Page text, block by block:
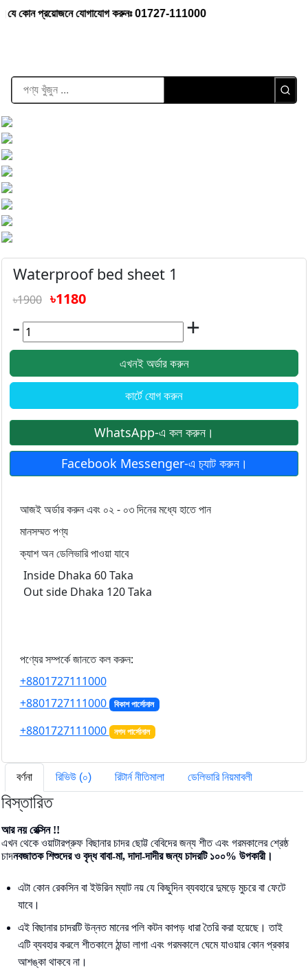
যোগাযোগ করুনঃ 01727-111000
Waterproof bed sheet 1
৳1900 ৳1180
- +
এখনই অর্ডার করুন
কার্টে যোগ করুন
WhatsApp-এ কল করুন।
Facebook Messenger-এ চ‍্যাট করুন।
আজই অর্ডার করুন এবং ০২ - ০৩ দিনের মধ্যে হাতে পান
মানসম্মত পণ্য
ক্যাশ অন ডেলিভারি পাওয়া যাবে
Inside Dhaka 60 Taka
Out side Dhaka 120 Taka
পণ্যের সম্পর্কে জানতে কল করুন:
+8801727111000
+8801727111000
বিকাশ পার্সোনাল
+8801727111000 নগদ পার্সোনাল
বর্ণনা রিভিউ (০) রিটার্ন নীতিমালা ডেলিভারি নিয়মাবলী
বিস্তারিত
আর নয় রেক্সিন !!
এখন থেকে ওয়াটারপ্রুফ বিছানার চাদর ছোট্ট বেবিদের জন্য শীত এবং গরমকালের শ্রেষ্ঠ
চাদনবজাতক শিশুদের ও বৃদ্ধ বাবা-মা, দাদা-দাদীর জন্য চাদরটি ১০০% উপকারী।
এটা কোন রেকসিন বা ইউরিন ম্যাট নয় যে কিছুদিন ব্যবহারে দুমড়ে মুচরে বা ফেটে
যাবে।
এই বিছানার চাদরটি উন্নত মানের পলি কটন কাপড় ধারা তৈরি করা হয়েছে। তাই
এটি ব্যবহার করলে শীতকালে ঠান্ডা লাগা এবং গরমকালে ঘেমে যাওয়ার কোন প্রকার
আশঙ্কা থাকবে না।